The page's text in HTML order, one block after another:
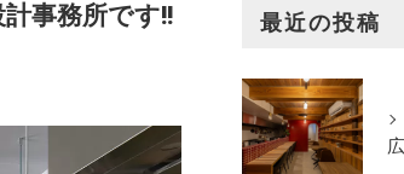
事務所です!! 最近の投稿